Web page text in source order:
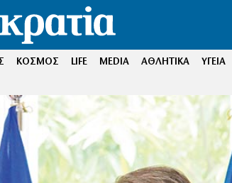
ΚΟΣΜΟΣ LIFE MEDIA ΑΘΛΗΤΙΚΑ ΥΓΕΙΑ